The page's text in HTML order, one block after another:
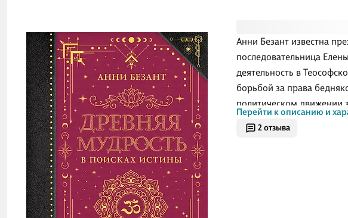
2 отзыва
Анни Безант известна
последовательница
деятельность в
борьбой за права
политическом движении
масонских лож в разных
Знакомство с "Тайной
Перейти к описанию и